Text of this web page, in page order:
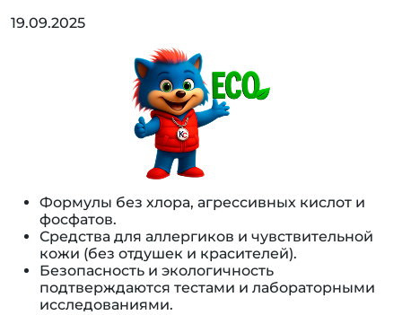
19.09.2025
Формулы без хлора, агрессивных кислот и
фосфатов.
Средства для аллергиков и чувствительной
кожи (без отдушек и красителей).
Безопасность и экологичность
подтверждаются тестами и лабораторными
исследованиями.